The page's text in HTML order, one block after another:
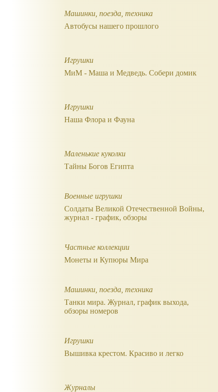
Машинки, поезда, техника
Автобусы нашего прошлого
Игрушки
МиМ - Маша и Медведь. Собери домик
Игрушки
Наша Флора и Фауна
Маленькие куколки
Тайны Богов Египта
Военные игрушки
Солдаты Великой Отечественной Войны,
журнал - график, обзоры
Частные коллекции
Монеты и Купюры Мира
Машинки, поезда, техника
Танки мира. Журнал, график выхода,
обзоры номеров
Игрушки
Вышивка крестом. Красиво и легко
Журналы